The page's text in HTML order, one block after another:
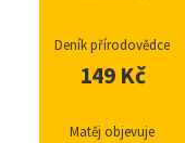
Deník přírodovědce
149 Kč
Matěj objevuje